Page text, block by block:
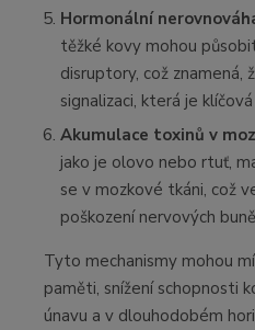
Hormonální
těžké kovy mohou
disruptory, což znamená,
signalizaci, která je
Akumulace toxinů v
jako je olovo nebo rtuť,
se v mozkové tkáni, což
poškození nervových
Tyto mechanismy mohou
paměti, snížení schopnosti
únavu a v dlouhodobém